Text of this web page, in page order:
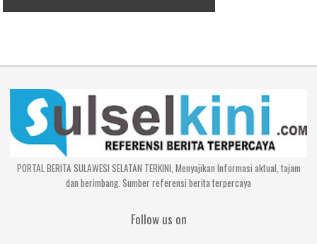
PORTAL BERITA SULAWESI SELATAN TERKINI, Menyajikan Informasi aktual, tajam
dan berimbang. Sumber referensi berita terpercaya
Follow us on